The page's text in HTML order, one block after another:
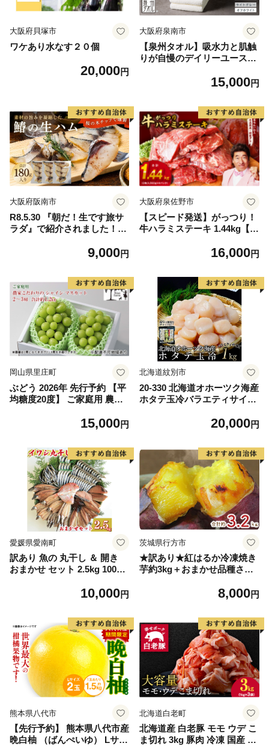
大阪府貝塚市
ワケあり水なす２０個
20,000円
大阪府泉南市
【泉州タオル】吸水力と肌触
りが自慢のデイリーユースバ
トグレー 4枚【配送不可地
15,000円
大阪府阪南市
R8.5.30 『朝だ！生です旅サ
ラダ』で紹介されました！朝
生ハム ×3パック（1パックあ
9,000円
大阪府泉佐野市
【スピード発送】がっつり！
牛ハラミステーキ 1.44kg【氷
g×4パック 牛肉 すてーき 焼
16,000円
岡山県里庄町
ぶどう 2026年 先行予約 【平
均糖度20度】 ご家庭用 農家
ット 2～3房 合計約1.2kg ブ
直送 】
15,000円
北海道紋別市
20-330 北海道オホーツク海産
ホタテ玉冷バラエティサイズ
20,000円
愛媛県愛南町
訳あり 魚の 丸干し ＆ 開き
おまかせ セット 2.5kg 10000
の ひらき 詰め合わせ 冷凍 丸
鰯 いわし イワシ 切り身 おつ
まみ おかず 惣菜 人気 珍味
グルメ 規格外 国産 新鮮 魚介
天然 乾き物 乾物 酒のあて 旬
季節 お中元 お歳暮 母の日 父
の日 武久海産 愛南町 愛媛県
10,000円
茨城県行方市
★訳あり★紅はるか冷凍焼き
芋約3kg＋おまかせ品種さつ
まいも サツマイモ さつま芋
茨城県 行方市(EY-25)
8,000円
熊本県八代市
【先行予約】 熊本県八代市産
晩白柚 （ばんぺいゆ） Lサイ
北海道白老町
北海道産 白老豚 モモ ウデ こ
ま切れ 3kg 豚肉 冷凍 国産 ス